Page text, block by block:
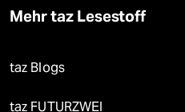
Mehr taz Lesestoff
taz Blogs
taz FUTURZWEI